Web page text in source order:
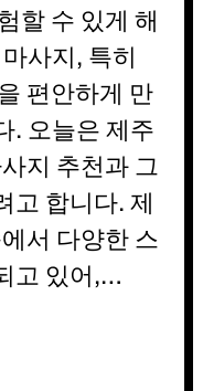
할 수 있게 해
사지, 특히
편안하게 만
. 오늘은 제주
지 추천과 그
고 합니다. 제
서 다양한 스
고 있어,…